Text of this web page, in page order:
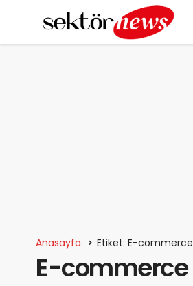
Anasayfa Etiket: E-commerce
E-commerce